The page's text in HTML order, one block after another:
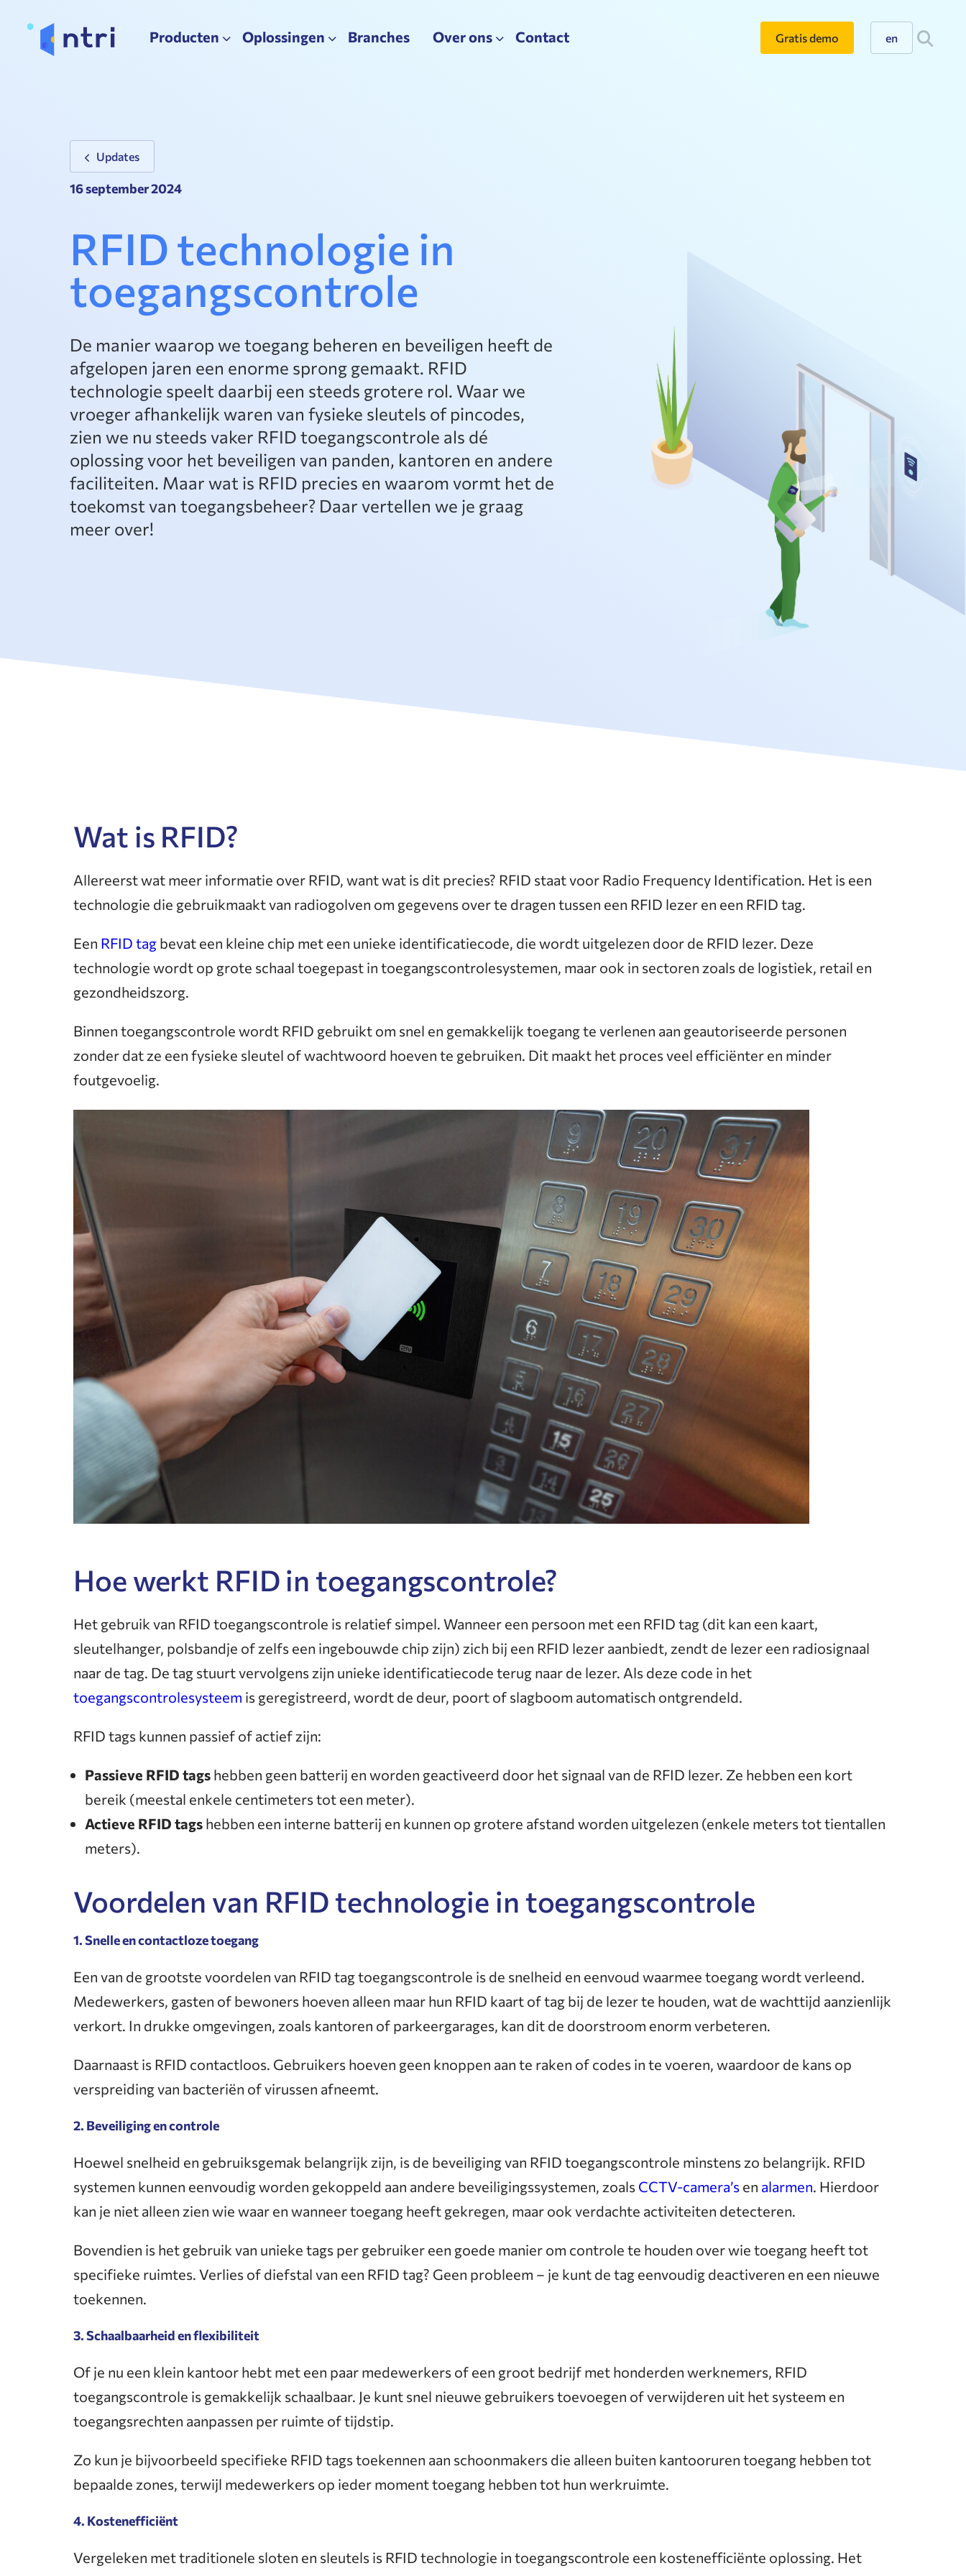
Producten Oplossingen Branches Over ons Contact Gratis demo en
Updates
16 september 2024
RFID technologie in
toegangscontrole
De manier waarop we toegang beheren en beveiligen heeft de
afgelopen jaren een enorme sprong gemaakt. RFID
technologie speelt daarbij een steeds grotere rol. Waar we
vroeger afhankelijk waren van fysieke sleutels of pincodes,
zien we nu steeds vaker RFID toegangscontrole als dé
oplossing voor het beveiligen van panden, kantoren en andere
faciliteiten. Maar wat is RFID precies en waarom vormt het de
toekomst van toegangsbeheer? Daar vertellen we je graag
meer over!
Wat is RFID?
Allereerst wat meer informatie over RFID, want wat is dit precies? RFID staat voor Radio Frequency Identification. Het is een
technologie die gebruikmaakt van radiogolven om gegevens over te dragen tussen een RFID lezer en een RFID tag.
Een RFID tag bevat een kleine chip met een unieke identificatiecode, die wordt uitgelezen door de RFID lezer. Deze
technologie wordt op grote schaal toegepast in toegangscontrolesystemen, maar ook in sectoren zoals de logistiek, retail en
gezondheidszorg.
Binnen toegangscontrole wordt RFID gebruikt om snel en gemakkelijk toegang te verlenen aan geautoriseerde personen
zonder dat ze een fysieke sleutel of wachtwoord hoeven te gebruiken. Dit maakt het proces veel efficiënter en minder
foutgevoelig.
Hoe werkt RFID in toegangscontrole?
Het gebruik van RFID toegangscontrole is relatief simpel. Wanneer een persoon met een RFID tag (dit kan een kaart,
sleutelhanger, polsbandje of zelfs een ingebouwde chip zijn) zich bij een RFID lezer aanbiedt, zendt de lezer een radiosignaal
naar de tag. De tag stuurt vervolgens zijn unieke identificatiecode terug naar de lezer. Als deze code in het
toegangscontrolesysteem is geregistreerd, wordt de deur, poort of slagboom automatisch ontgrendeld.
RFID tags kunnen passief of actief zijn:
Passieve RFID tags hebben geen batterij en worden geactiveerd door het signaal van de RFID lezer. Ze hebben een kort
bereik (meestal enkele centimeters tot een meter).
Actieve RFID tags hebben een interne batterij en kunnen op grotere afstand worden uitgelezen (enkele meters tot tientallen
meters).
Voordelen van RFID technologie in toegangscontrole
1. Snelle en contactloze toegang
Een van de grootste voordelen van RFID tag toegangscontrole is de snelheid en eenvoud waarmee toegang wordt verleend.
Medewerkers, gasten of bewoners hoeven alleen maar hun RFID kaart of tag bij de lezer te houden, wat de wachttijd aanzienlijk
verkort. In drukke omgevingen, zoals kantoren of parkeergarages, kan dit de doorstroom enorm verbeteren.
Daarnaast is RFID contactloos. Gebruikers hoeven geen knoppen aan te raken of codes in te voeren, waardoor de kans op
verspreiding van bacteriën of virussen afneemt.
2. Beveiliging en controle
Hoewel snelheid en gebruiksgemak belangrijk zijn, is de beveiliging van RFID toegangscontrole minstens zo belangrijk. RFID
systemen kunnen eenvoudig worden gekoppeld aan andere beveiligingssystemen, zoals CCTV-camera’s en alarmen. Hierdoor
kan je niet alleen zien wie waar en wanneer toegang heeft gekregen, maar ook verdachte activiteiten detecteren.
Bovendien is het gebruik van unieke tags per gebruiker een goede manier om controle te houden over wie toegang heeft tot
specifieke ruimtes. Verlies of diefstal van een RFID tag? Geen probleem – je kunt de tag eenvoudig deactiveren en een nieuwe
toekennen.
3. Schaalbaarheid en flexibiliteit
Of je nu een klein kantoor hebt met een paar medewerkers of een groot bedrijf met honderden werknemers, RFID
toegangscontrole is gemakkelijk schaalbaar. Je kunt snel nieuwe gebruikers toevoegen of verwijderen uit het systeem en
toegangsrechten aanpassen per ruimte of tijdstip.
Zo kun je bijvoorbeeld specifieke RFID tags toekennen aan schoonmakers die alleen buiten kantooruren toegang hebben tot
bepaalde zones, terwijl medewerkers op ieder moment toegang hebben tot hun werkruimte.
4. Kostenefficiënt
Vergeleken met traditionele sloten en sleutels is RFID technologie in toegangscontrole een kostenefficiënte oplossing. Het